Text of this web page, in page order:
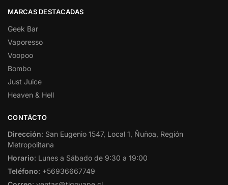
MARCAS DESTACADAS
Geek Bar
Vaporesso
Voopoo
Bombo
Just Juice
Heaven & Hell
CONTÁCTO
Dirección: San Eugenio 1547, Local 1, Ñuñoa, Región
Metropolitana
Horario: Lunes a Sábado de 9:30 a 19:00
Teléfono: +56936667749